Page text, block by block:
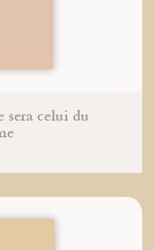
sera celui du